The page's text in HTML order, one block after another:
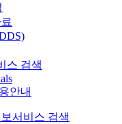
스 검색
안내
서비스 검색